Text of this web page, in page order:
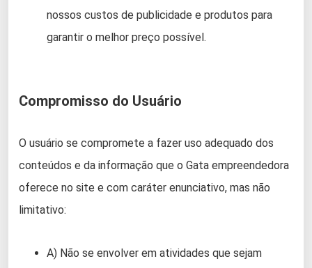
nossos custos de publicidade e produtos para
garantir o melhor preço possível.
Compromisso do Usuário
O usuário se compromete a fazer uso adequado dos
conteúdos e da informação que o Gata empreendedora
oferece no site e com caráter enunciativo, mas não
limitativo:
A) Não se envolver em atividades que sejam